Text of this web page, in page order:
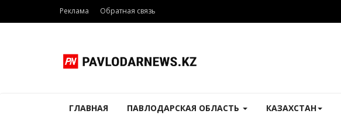
Реклама Обратная связь
ГЛАВНАЯ ПАВЛОДАРСКАЯ ОБЛАСТЬ КАЗАХСТАН